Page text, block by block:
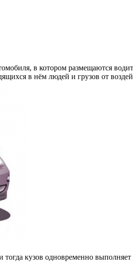
в котором размещаются
в нём людей и грузов от
тогда кузов одновременно